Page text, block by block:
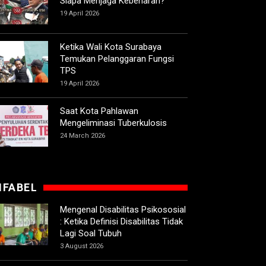
19 April 2026
Ketika Wali Kota Surabaya
Temukan Pelanggaran Fungsi
TPS
19 April 2026
Saat Kota Pahlawan
Mengeliminasi Tuberkulosis
24 March 2026
Mengenal Disabilitas Psikososial
: Ketika Definisi Disabilitas Tidak
Lagi Soal Tubuh
3 August 2026